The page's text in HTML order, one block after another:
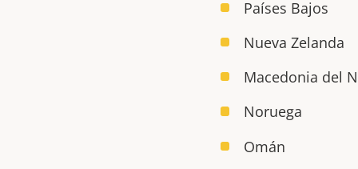
Países Bajos
Nueva Zelanda
Macedonia del
Noruega
Omán